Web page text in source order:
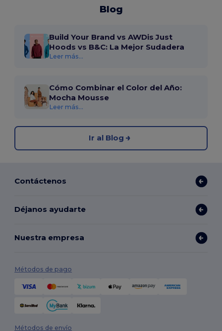
Blog
Build Your Brand vs AWDis Just
Hoods vs B&C: La Mejor Sudadera
Leer más...
Cómo Combinar el Color del Año:
Mocha Mousse
Leer más...
Ir al Blog
Contáctenos
Déjanos ayudarte
Nuestra empresa
Métodos de pago
Métodos de envío